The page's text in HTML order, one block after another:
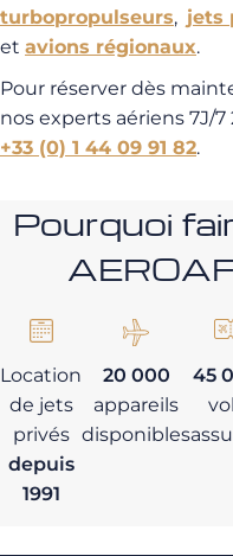
turbopropulseurs, jets
et avions régionaux.
Pour réserver dès
nos experts aériens 7J/7
+33 (0) 1 44 09 91 82.
Pourquoi
Location
de jets
privés
depuis
1991
20 000
appareils
disponibles
45